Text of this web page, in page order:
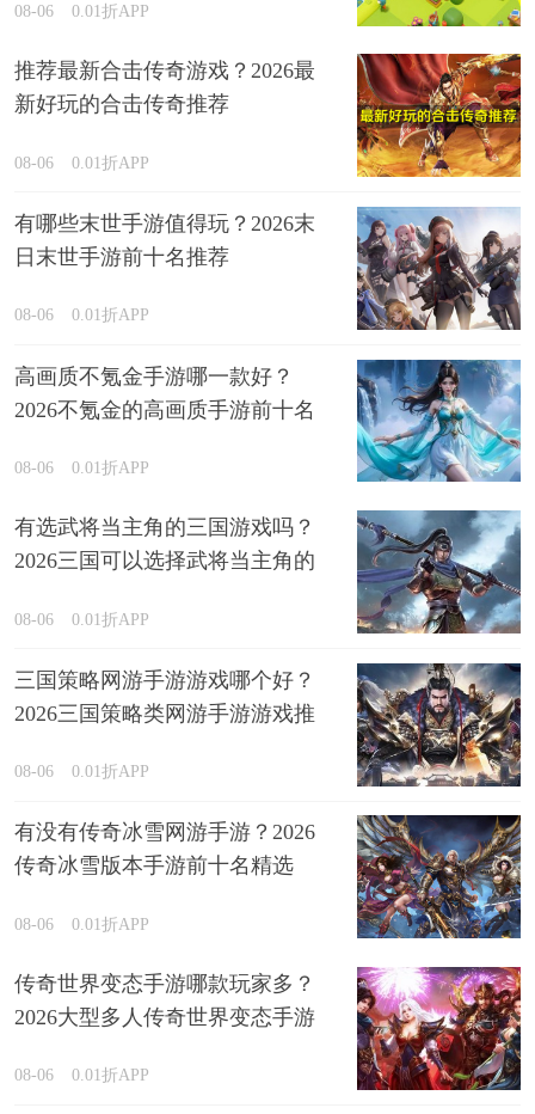
08-06 0.01折APP
推荐最新合击传奇游戏？2026最
新好玩的合击传奇推荐
08-06 0.01折APP
有哪些末世手游值得玩？2026末
日末世手游前十名推荐
08-06 0.01折APP
高画质不氪金手游哪一款好？
2026不氪金的高画质手游前十名
08-06 0.01折APP
有选武将当主角的三国游戏吗？
2026三国可以选择武将当主角的
08-06 0.01折APP
三国策略网游手游游戏哪个好？
2026三国策略类网游手游游戏推
08-06 0.01折APP
有没有传奇冰雪网游手游？2026
传奇冰雪版本手游前十名精选
08-06 0.01折APP
传奇世界变态手游哪款玩家多？
2026大型多人传奇世界变态手游
08-06 0.01折APP